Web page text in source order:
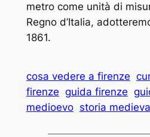
metro come unità di
Regno d’Italia,
1861.
cosa vedere a firenze
firenze guida firenze
medioevo storia